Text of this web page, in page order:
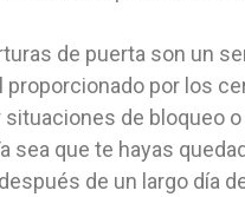
de puerta son un
proporcionado por los
situaciones de bloqueo o
sea que te hayas
de un largo día